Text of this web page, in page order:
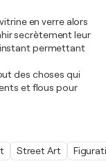
en verre alors
secrètement leur
instant permettant
des choses qui
et flous pour
Street Art